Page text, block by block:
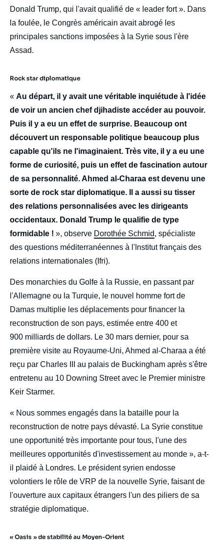
Donald Trump, qui l'avait qualifié de « leader fort ». Dans
la foulée, le Congrès américain avait abrogé les
principales sanctions imposées à la Syrie sous l'ère
Assad.
Rock star diplomatique
« Au départ, il y avait une véritable inquiétude à l'idée
de voir un ancien chef djihadiste accéder au pouvoir.
Puis il y a eu un effet de surprise. Beaucoup ont
découvert un responsable politique beaucoup plus
capable qu'ils ne l'imaginaient. Très vite, il y a eu une
forme de curiosité, puis un effet de fascination autour
de sa personnalité. Ahmed al-Charaa est devenu une
sorte de rock star diplomatique. Il a aussi su tisser
des relations personnalisées avec les dirigeants
occidentaux. Donald Trump le qualifie de type
formidable ! », observe Dorothée Schmid, spécialiste
des questions méditerranéennes à l'Institut français des
relations internationales (Ifri).
Des monarchies du Golfe à la Russie, en passant par
l'Allemagne ou la Turquie, le nouvel homme fort de
Damas multiplie les déplacements pour financer la
reconstruction de son pays, estimée entre 400 et
900 milliards de dollars. Le 30 mars dernier, pour sa
première visite au Royaume-Uni, Ahmed al-Charaa a été
reçu par Charles III au palais de Buckingham après s'être
entretenu au 10 Downing Street avec le Premier ministre
Keir Starmer.
« Nous sommes engagés dans la bataille pour la
reconstruction de notre pays dévasté. La Syrie constitue
une opportunité très importante pour tous, l'une des
meilleures opportunités d'investissement au monde », a-t-
il plaidé à Londres. Le président syrien endosse
volontiers le rôle de VRP de la nouvelle Syrie, faisant de
l'ouverture aux capitaux étrangers l'un des piliers de sa
stratégie diplomatique.
« Oasis » de stabilité au Moyen-Orient